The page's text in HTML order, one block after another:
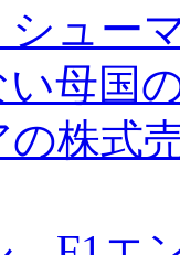
シュー
母国
の株式